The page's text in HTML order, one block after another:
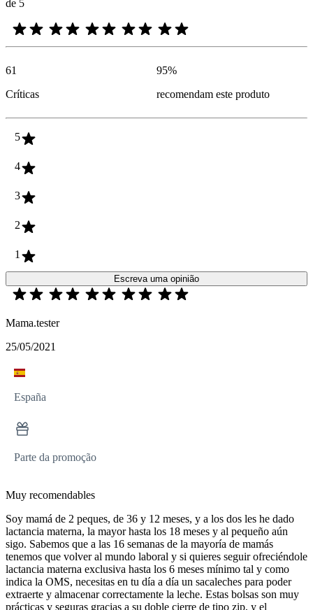
de 5
61
Críticas
95%
recomendam este produto
5
4
3
2
1
Escreva uma opinião
Mama.tester
25/05/2021
España
Parte da promoção
Muy recomendables
Soy mamá de 2 peques, de 36 y 12 meses, y a los dos les he dado
lactancia materna, la mayor hasta los 18 meses y al pequeño aún
sigo. Sabemos que a las 16 semanas de la mayoría de mamás
tenemos que volver al mundo laboral y si quieres seguir ofreciéndole
lactancia materna exclusiva hasta los 6 meses mínimo tal y como
indica la OMS, necesitas en tu día a día un sacaleches para poder
extraerte y almacenar correctamente la leche. Estas bolsas son muy
prácticas y seguras gracias a su doble cierre de tipo zip, y el